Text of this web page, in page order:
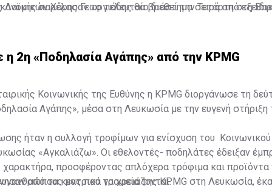
Λαϊκής παρέλασαν το τελευταίο διάστημα σειρά από
Χάρης Γεωργιάδης θα βρεθεί την Τετάρτη στη
2η «Ποδηλασία Αγάπης» από την KPMG
Κοινωνικής της Ευθύνης η KPMG διοργάνωσε τη
Αγάπης», μέσα στη Λευκωσία με την ευγενή στήριξη
ήταν η συλλογή τροφίμων για ενίσχυση του Κοινωνικού
«Αγκαλιάζω». Οι εθελοντές- ποδηλάτες έδειξαν
χαρακτήρα, προσφέροντας απλόχερα τρόφιμα και
μας που τα χρειάζονται.
από τα κεντρικά γραφεία της KPMG στη Λευκωσία,